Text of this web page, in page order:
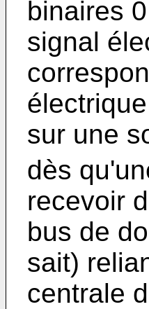
binaires
signal
sur une
dès
recevoir
bus de
sait)
centrale